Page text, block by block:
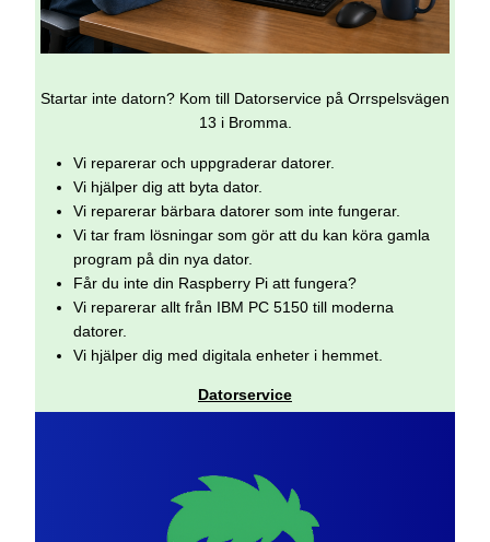
Startar inte datorn? Kom till Datorservice på Orrspelsvägen
13 i Bromma.
Vi reparerar och uppgraderar datorer.
Vi hjälper dig att byta dator.
Vi reparerar bärbara datorer som inte fungerar.
Vi tar fram lösningar som gör att du kan köra gamla
program på din nya dator.
Får du inte din Raspberry Pi att fungera?
Vi reparerar allt från IBM PC 5150 till moderna
datorer.
Vi hjälper dig med digitala enheter i hemmet.
Datorservice